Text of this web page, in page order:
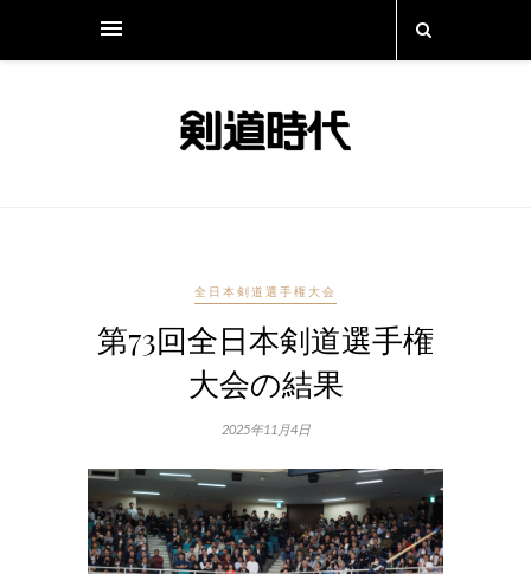
全日本剣道選手権大会
第73回全日本剣道選手権
大会の結果
2025年11月4日